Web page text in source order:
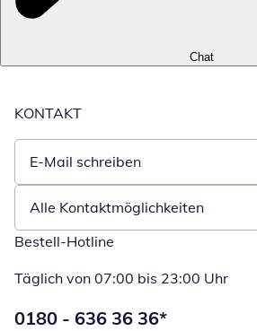
Chat
KONTAKT
E-Mail schreiben
Öffnet E-Mail-Client
Alle Kontaktmöglichkeiten
Bestell-Hotline
Täglich von 07:00 bis 23:00 Uhr
Telefonnummer:
0180 - 636 36 36*